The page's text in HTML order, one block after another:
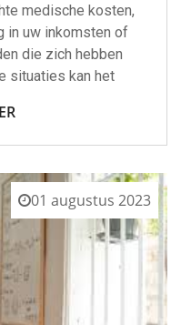
medische kosten,
in uw inkomsten of
die zich hebben
situaties kan het
01 augustus 2023